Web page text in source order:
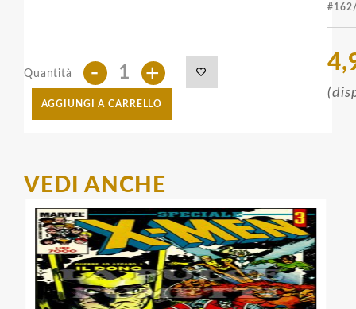
Quantità - +
AGGIUNGI A CARRELLO
VEDI ANCHE